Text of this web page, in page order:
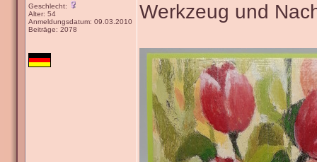
Geschlecht:
Alter: 54
Anmeldungsdatum: 09.03.2010
Beiträge: 2078
Werkzeug und